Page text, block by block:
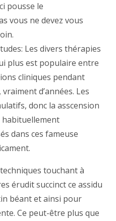
pousse le
vous ne devez vous
Les divers thérapies
plus est populaire entre
cliniques pendant
d’années. Les
donc la asscension
habituellement
dans ces fameuse
touchant à
érudit succinct ce assidu
béant et ainsi pour
Ce peut-être plus que